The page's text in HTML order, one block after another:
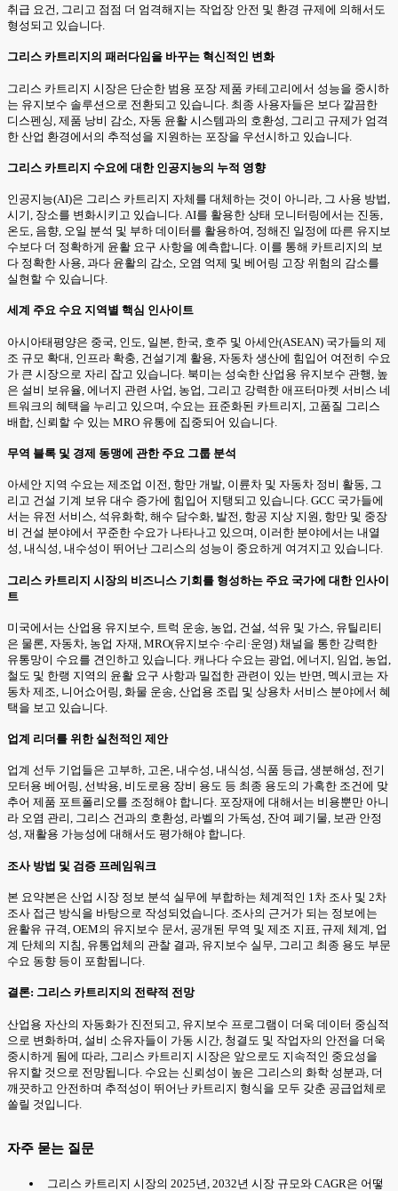
취급 요건, 그리고 점점 더 엄격해지는 작업장 안전 및 환경 규제에 의해서도
형성되고 있습니다.
그리스 카트리지의 패러다임을 바꾸는 혁신적인 변화
그리스 카트리지 시장은 단순한 범용 포장 제품 카테고리에서 성능을 중시하
는 유지보수 솔루션으로 전환되고 있습니다. 최종 사용자들은 보다 깔끔한
디스펜싱, 제품 낭비 감소, 자동 윤활 시스템과의 호환성, 그리고 규제가 엄격
한 산업 환경에서의 추적성을 지원하는 포장을 우선시하고 있습니다.
그리스 카트리지 수요에 대한 인공지능의 누적 영향
인공지능(AI)은 그리스 카트리지 자체를 대체하는 것이 아니라, 그 사용 방법,
시기, 장소를 변화시키고 있습니다. AI를 활용한 상태 모니터링에서는 진동,
온도, 음향, 오일 분석 및 부하 데이터를 활용하여, 정해진 일정에 따른 유지보
수보다 더 정확하게 윤활 요구 사항을 예측합니다. 이를 통해 카트리지의 보
다 정확한 사용, 과다 윤활의 감소, 오염 억제 및 베어링 고장 위험의 감소를
실현할 수 있습니다.
세계 주요 수요 지역별 핵심 인사이트
아시아태평양은 중국, 인도, 일본, 한국, 호주 및 아세안(ASEAN) 국가들의 제
조 규모 확대, 인프라 확충, 건설기계 활용, 자동차 생산에 힘입어 여전히 수요
가 큰 시장으로 자리 잡고 있습니다. 북미는 성숙한 산업용 유지보수 관행, 높
은 설비 보유율, 에너지 관련 사업, 농업, 그리고 강력한 애프터마켓 서비스 네
트워크의 혜택을 누리고 있으며, 수요는 표준화된 카트리지, 고품질 그리스
배합, 신뢰할 수 있는 MRO 유통에 집중되어 있습니다.
무역 블록 및 경제 동맹에 관한 주요 그룹 분석
아세안 지역 수요는 제조업 이전, 항만 개발, 이륜차 및 자동차 정비 활동, 그
리고 건설 기계 보유 대수 증가에 힘입어 지탱되고 있습니다. GCC 국가들에
서는 유전 서비스, 석유화학, 해수 담수화, 발전, 항공 지상 지원, 항만 및 중장
비 건설 분야에서 꾸준한 수요가 나타나고 있으며, 이러한 분야에서는 내열
성, 내식성, 내수성이 뛰어난 그리스의 성능이 중요하게 여겨지고 있습니다.
그리스 카트리지 시장의 비즈니스 기회를 형성하는 주요 국가에 대한 인사이
트
미국에서는 산업용 유지보수, 트럭 운송, 농업, 건설, 석유 및 가스, 유틸리티
은 물론, 자동차, 농업 자재, MRO(유지보수·수리·운영) 채널을 통한 강력한
유통망이 수요를 견인하고 있습니다. 캐나다 수요는 광업, 에너지, 임업, 농업,
철도 및 한랭 지역의 윤활 요구 사항과 밀접한 관련이 있는 반면, 멕시코는 자
동차 제조, 니어쇼어링, 화물 운송, 산업용 조립 및 상용차 서비스 분야에서 혜
택을 보고 있습니다.
업계 리더를 위한 실천적인 제안
업계 선두 기업들은 고부하, 고온, 내수성, 내식성, 식품 등급, 생분해성, 전기
모터용 베어링, 선박용, 비도로용 장비 용도 등 최종 용도의 가혹한 조건에 맞
추어 제품 포트폴리오를 조정해야 합니다. 포장재에 대해서는 비용뿐만 아니
라 오염 관리, 그리스 건과의 호환성, 라벨의 가독성, 잔여 폐기물, 보관 안정
성, 재활용 가능성에 대해서도 평가해야 합니다.
조사 방법 및 검증 프레임워크
본 요약본은 산업 시장 정보 분석 실무에 부합하는 체계적인 1차 조사 및 2차
조사 접근 방식을 바탕으로 작성되었습니다. 조사의 근거가 되는 정보에는
윤활유 규격, OEM의 유지보수 문서, 공개된 무역 및 제조 지표, 규제 체계, 업
계 단체의 지침, 유통업체의 관찰 결과, 유지보수 실무, 그리고 최종 용도 부문
수요 동향 등이 포함됩니다.
결론: 그리스 카트리지의 전략적 전망
산업용 자산의 자동화가 진전되고, 유지보수 프로그램이 더욱 데이터 중심적
으로 변화하며, 설비 소유자들이 가동 시간, 청결도 및 작업자의 안전을 더욱
중시하게 됨에 따라, 그리스 카트리지 시장은 앞으로도 지속적인 중요성을
유지할 것으로 전망됩니다. 수요는 신뢰성이 높은 그리스의 화학 성분과, 더
깨끗하고 안전하며 추적성이 뛰어난 카트리지 형식을 모두 갖춘 공급업체로
쏠릴 것입니다.
자주 묻는 질문
그리스 카트리지 시장의 2025년, 2032년 시장 규모와 CAGR은 어떻